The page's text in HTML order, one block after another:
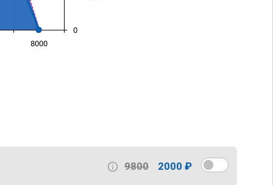
8000
0
9800 2000 ₽